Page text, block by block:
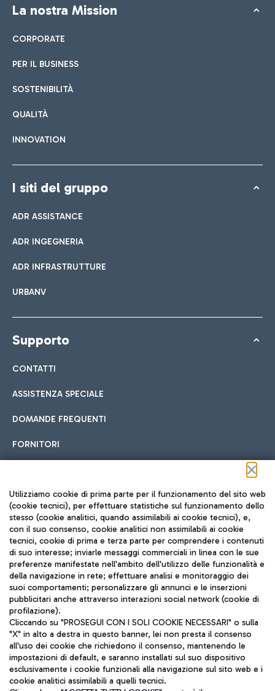
La nostra Mission
CORPORATE
PER IL BUSINESS
SOSTENIBILITÀ
QUALITÀ
INNOVATION
I siti del gruppo
ADR ASSISTANCE
ADR INGEGNERIA
ADR INFRASTRUTTURE
URBANV
Supporto
CONTATTI
ASSISTENZA SPECIALE
DOMANDE FREQUENTI
FORNITORI
Seguici sui social
TRAVEL JOURNAL
ITA
Aeroporti di Roma S.p.A. - Società soggetta a direzione e
Utilizziamo cookie di prima parte per il funzionamento del sito web
(cookie tecnici), per effettuare statistiche sul funzionamento dello
stesso (cookie analitici, quando assimilabili ai cookie tecnici), e,
con il suo consenso, cookie analitici non assimilabili ai cookie
tecnici, cookie di prima e terza parte per comprendere i contenuti
di suo interesse; inviarle messaggi commerciali in linea con le sue
preferenze manifestate nell'ambito dell'utilizzo delle funzionalità e
della navigazione in rete; effettuare analisi e monitoraggio dei
suoi comportamenti; personalizzare gli annunci e le inserzioni
pubblicitari anche attraverso interazioni social network (cookie di
profilazione).
Cliccando su "PROSEGUI CON I SOLI COOKIE NECESSARI" o sulla
"X" in alto a destra in questo banner, lei non presta il consenso
all'uso dei cookie che richiedono il consenso, mantenendo le
impostazioni di default, e saranno installati sul suo dispositivo
esclusivamente i cookie funzionali alla navigazione sul sito web e i
cookie analitici assimilabili a quelli tecnici.